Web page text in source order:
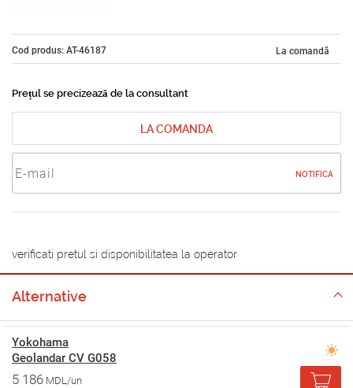
Cod produs: AT-46187 La comandă
Prețul se precizează de la consultant
LA COMANDA
NOTIFICA
verificati pretul si disponibilitatea la operator
Alternative
Yokohama
Geolandar CV G058
5 186 MDL/un